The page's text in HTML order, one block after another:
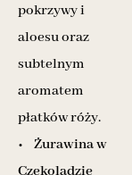
pokrzywy i
aloesu oraz
subtelnym
aromatem
płatków róży.
•
Żurawina w
Czekoladzie